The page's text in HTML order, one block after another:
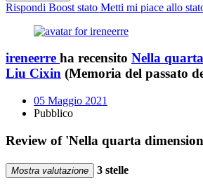
Rispondi Boost stato Metti mi piace allo
ireneerre ha recensito Nella
Liu Cixin (Memoria del passato
05 Maggio 2021
Pubblico
Review of 'Nella quarta
Mostra valutazione 3 stelle